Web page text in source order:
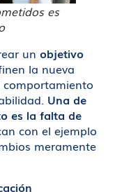
es
un objetivo
la nueva
comportamiento
Una de
es la falta de
con el ejemplo
meramente